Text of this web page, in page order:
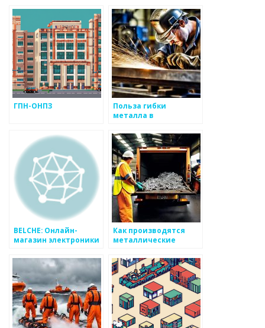
которые производит
Московский
инструментальный
завод
ГПН-ОНПЗ
Польза гибки
металла в
BELCHE: Онлайн-
магазин электроники
Как производятся
металлические
зданий